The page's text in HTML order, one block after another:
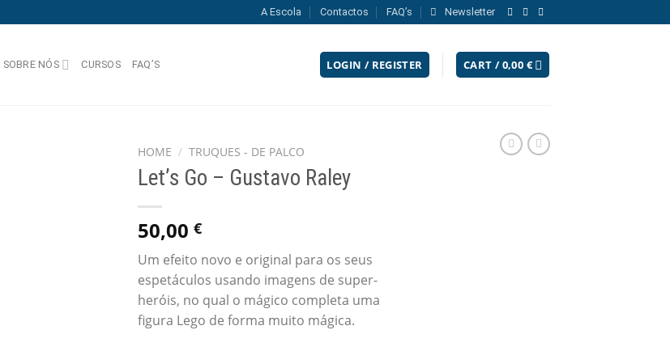
A Escola Contactos FAQ’s Newsletter
SOBRE NÓS CURSOS FAQ’S LOGIN / REGISTER CART /0,00 €
HOME / TRUQUES - DE PALCO
Let’s Go – Gustavo Raley
50,00 €
Um efeito novo e original para os seus
espetáculos usando imagens de super-
heróis, no qual o mágico completa uma
figura Lego de forma muito mágica.